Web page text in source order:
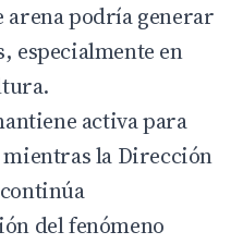
arena podría generar
especialmente en
activa para
mientras la Dirección
del fenómeno